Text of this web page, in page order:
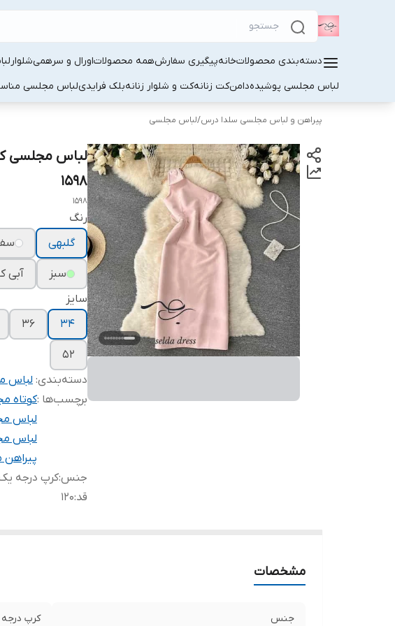
دسته‌بندی محصولاتخانهپیگیری سفارشهمه محصولاتاورال و سرهمیشلوار
لباس مجلسی پوشیدهدامنکت زنانهکت و شلوار زنانهبلک فرایدیلباس مجلسی
پیراهن و لباس مجلسی سلدا درس/لباس مجلسی
لباس مجلسی
۱۵۹۸
1598
رنگ
گلبهی
سبز آبی
سایز
۳۴
۳۶
۵۲
دسته‌بندی: لباس
برچسب‌ها :کوتاه
لباس
لباس
جنس:کرپ درجه
قد:۱۲۰
مشخصات
جنس کرپ